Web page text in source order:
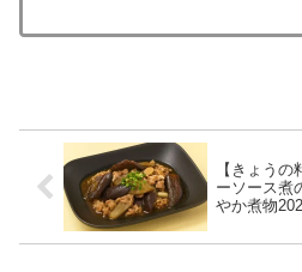
【きょう
ーソース煮
やか煮物